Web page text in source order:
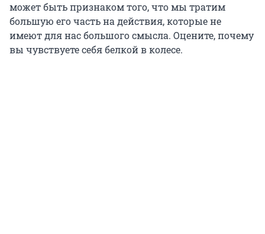
может быть признаком того, что мы тратим
большую его часть на действия, которые не
имеют для нас большого смысла. Оцените, почему
вы чувствуете себя белкой в колесе.